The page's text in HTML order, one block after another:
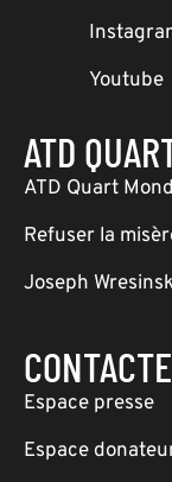
Youtube
ATD
ATD Quart
Refuser la
Joseph
Espace presse
Espace